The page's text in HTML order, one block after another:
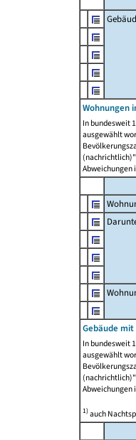
Wohnungen
In bundesweit
ausgewählt
Abweichungen
Gebäude
In bundesweit
ausgewählt
Abweichungen
1)auch